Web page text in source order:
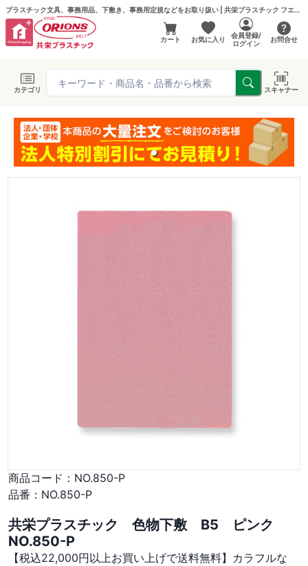
プラスチック文具、事務用品、下敷き、事務用定規などをお取り扱い | 共栄プラスチック フエルモール店
カート お気に入り
会員登録/
ログイン
お問合せ
カテゴリ スキャナー
商品コード： NO.850-P
品番： NO.850-P
共栄プラスチック 色物下敷 B5 ピンク
NO.850-P
【税込22,000円以上お買い上げで送料無料】カラフルな